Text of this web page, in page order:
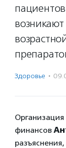
Здоровье ·
финансов